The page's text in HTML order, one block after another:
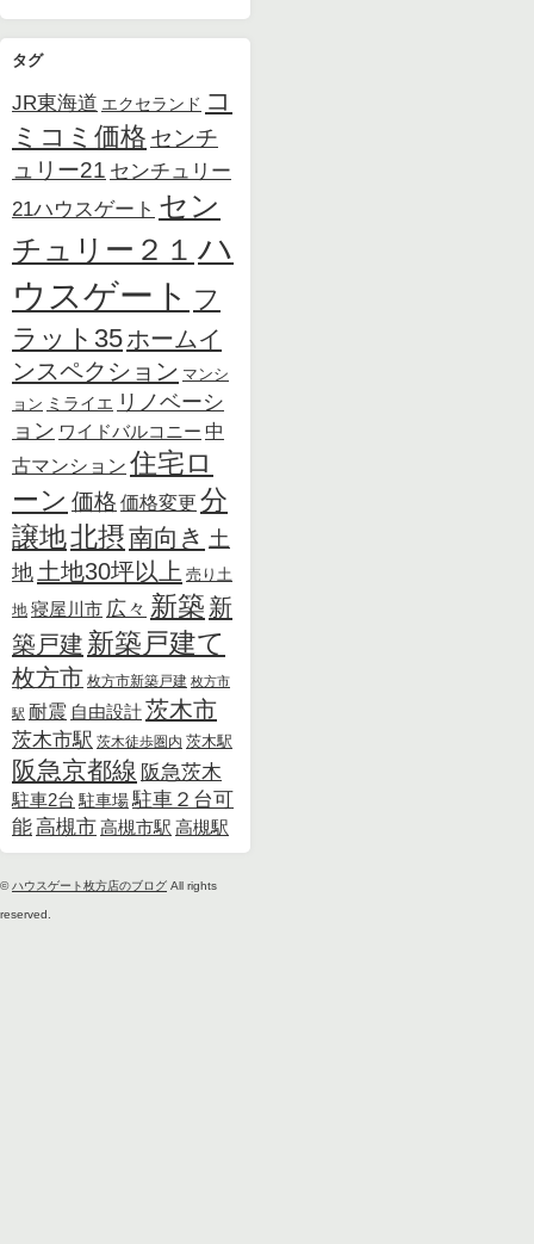
タグ
JR東海道 エクセランド コ
ミコミ価格 センチ
ュリー21 センチュリー
21ハウスゲート セン
チュリー２１ ハ
ウスゲート フ
ラット35ホームイ
ンスペクション マンシ
ョン ミライエ リノベーシ
ョン ワイドバルコニー 中
古マンション 住宅ロ
ーン 価格 価格変更 分
譲地北摂南向き 土
地 土地30坪以上 売り土
地 寝屋川市 広々 新築 新
築戸建 新築戸建て
枚方市 枚方市新築戸建 枚方市
駅 耐震 自由設計茨木市
茨木市駅 茨木徒歩圏内 茨木駅
阪急京都線 阪急茨木
駐車2台 駐車場駐車２台可
能高槻市高槻市駅 高槻駅
©ハウスゲート枚方店のブログ All rights
reserved.